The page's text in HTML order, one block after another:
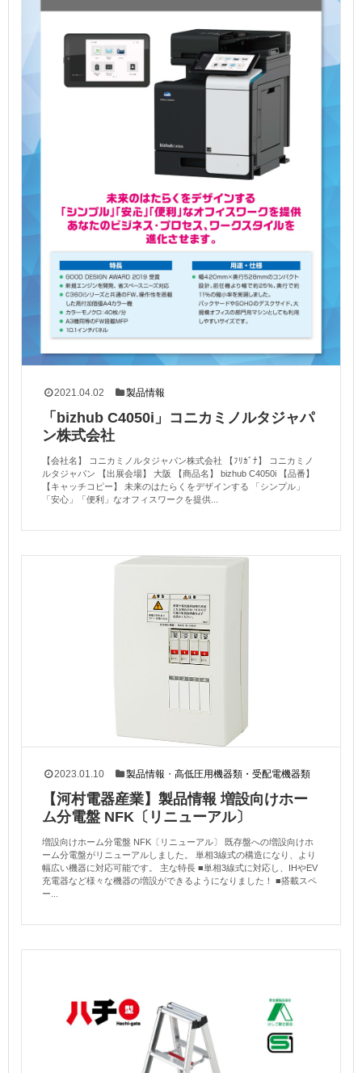
2021.04.02 製品情報
「bizhub C4050i」コニカミノルタジャパ
ン株式会社
【会社名】 コニカミノルタジャパン株式会社 【ﾌﾘｶﾞﾅ】 コニカミノ
ルタジャパン 【出展会場】 大阪 【商品名】 bizhub C4050i 【品番】
【キャッチコピー】 未来のはたらくをデザインする 「シンプル」
「安心」「便利」なオフィスワークを提供...
2023.01.10 製品情報 ・高低圧用機器類・受配電機器類
【河村電器産業】製品情報 増設向けホー
ム分電盤 NFK〔リニューアル〕
増設向けホーム分電盤 NFK〔リニューアル〕 既存盤への増設向けホ
ーム分電盤がリニューアルしました。 単相3線式の構造になり、より
幅広い機器に対応可能です。 主な特長 ■単相3線式に対応し、IHやEV
充電器など様々な機器の増設ができるようになりました！ ■搭載スペ
ー...